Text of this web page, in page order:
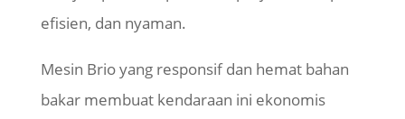
efisien, dan nyaman.
Mesin Brio yang responsif dan hemat bahan
bakar membuat kendaraan ini ekonomis